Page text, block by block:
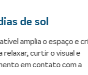
espaço e cria
o visual e
com a